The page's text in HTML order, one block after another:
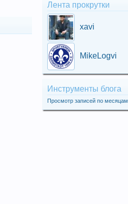
Лента прокрутки
xavi
MikeLogvi
Инструменты блога
Просмотр записей по месяцам